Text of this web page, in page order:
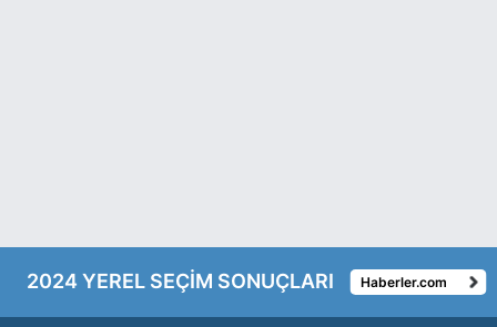
2024 YEREL SEÇİM SONUÇLARI Haberler.com